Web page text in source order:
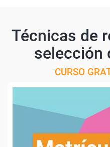
Técnicas de
selección
CURSO